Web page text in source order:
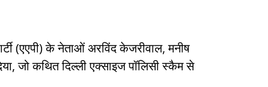
(एएपी) के नेताओं अरविंद केजरीवाल, मनीष
जो कथित दिल्ली एक्साइज पॉलिसी स्कैम से